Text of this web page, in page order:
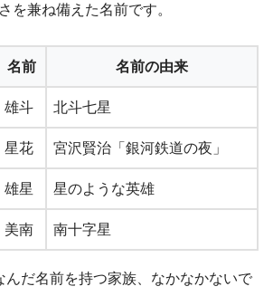
を兼ね備えた名前です。
名前 名前の由来
雄斗 北斗七星
星花 宮沢賢治「銀河鉄道の夜」
雄星 星のような英雄
美南 南十字星
んだ名前を持つ家族、なかなかないで